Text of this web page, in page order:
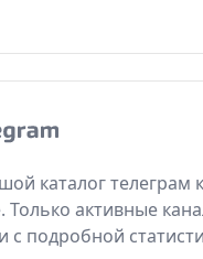
каталог телеграм
Только активные
с подробной